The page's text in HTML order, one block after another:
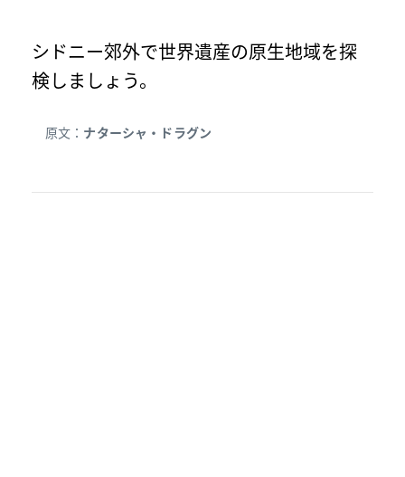
シドニー郊外で世界遺産の原生地域を探
検しましょう。
原文： ナターシャ・ドラグン